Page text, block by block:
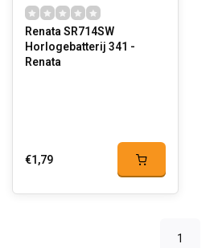
Renata SR714SW
Horlogebatterij 341 -
Renata
€1,79
1